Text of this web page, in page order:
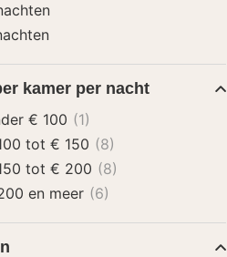
kamer per nacht
Onder € 100 (1)
€ 100 tot € 150 (8)
€ 150 tot € 200 (8)
€ 200 en meer (6)